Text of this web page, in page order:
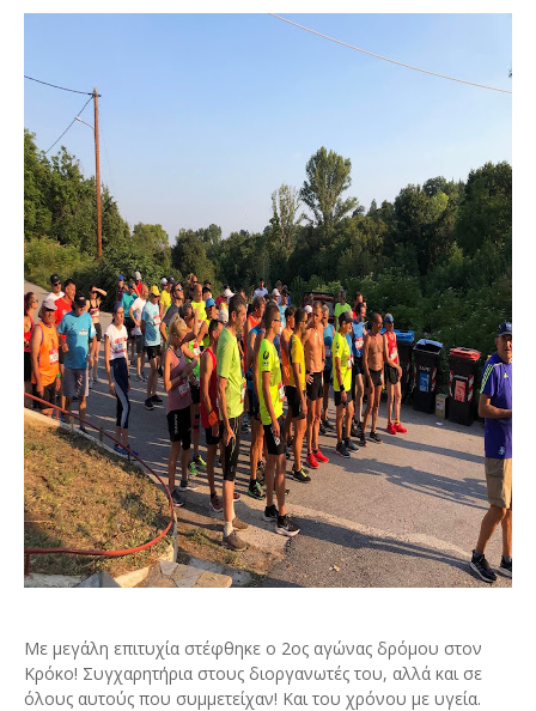
Με μεγάλη επιτυχία στέφθηκε ο 2ος αγώνας δρόμου στον
Κρόκο! Συγχαρητήρια στους διοργανωτές του, αλλά και σε
όλους αυτούς που συμμετείχαν! Και του χρόνου με υγεία.